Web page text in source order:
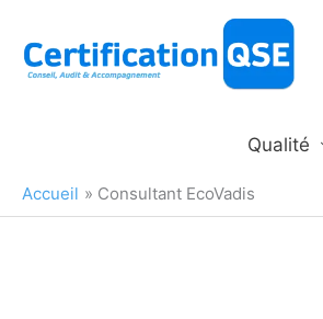
contenu
Qualité
Accueil Consultant EcoVadis